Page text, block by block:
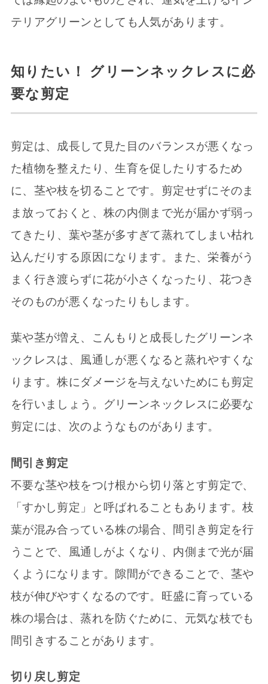
テリアグリーンとしても人気があります。
知りたい！ グリーンネックレスに必
要な剪定
剪定は、成長して見た目のバランスが悪くなっ
た植物を整えたり、生育を促したりするため
に、茎や枝を切ることです。剪定せずにそのま
ま放っておくと、株の内側まで光が届かず弱っ
てきたり、葉や茎が多すぎて蒸れてしまい枯れ
込んだりする原因になります。また、栄養がう
まく行き渡らずに花が小さくなったり、花つき
そのものが悪くなったりもします。
葉や茎が増え、こんもりと成長したグリーンネ
ックレスは、風通しが悪くなると蒸れやすくな
ります。株にダメージを与えないためにも剪定
を行いましょう。グリーンネックレスに必要な
剪定には、次のようなものがあります。
間引き剪定
不要な茎や枝をつけ根から切り落とす剪定で、
「すかし剪定」と呼ばれることもあります。枝
葉が混み合っている株の場合、間引き剪定を行
うことで、風通しがよくなり、内側まで光が届
くようになります。隙間ができることで、茎や
枝が伸びやすくなるのです。旺盛に育っている
株の場合は、蒸れを防ぐために、元気な枝でも
間引きすることがあります。
切り戻し剪定